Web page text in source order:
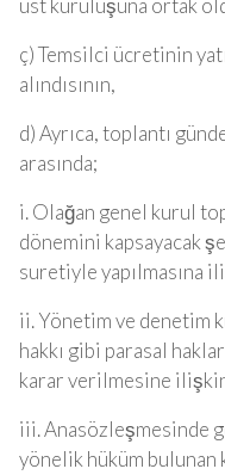
üst kuruluşuna ortak
ç) Temsilci ücretinin
alındısının,
d) Ayrıca, toplantı
arasında;
i. Olağan genel kurul
dönemini kapsayacak
suretiyle yapılmasına
ii. Yönetim ve denetim
hakkı gibi parasal
karar verilmesine
iii. Anasözleşmesinde
yönelik hüküm